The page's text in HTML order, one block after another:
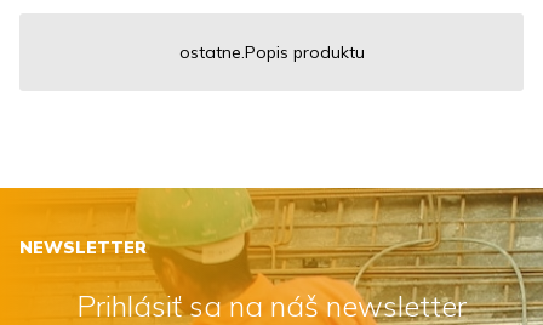
ostatne.Popis produktu
NEWSLETTER
Prihlásiť sa na náš newsletter